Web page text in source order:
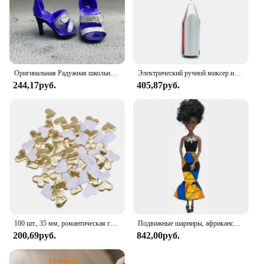
244,17руб.
Электрический ручной миксер из нержавеющей стали, Легкий Блендер для выпечки и приготовления пищи
405,87руб.
200,69руб.
Подвижные шарниры, африканская черная кукла для американских кукол, аксессуары, тело Nudy с одеждой для Барби, игрушка для девочки, ролевая детская игрушка, подарок
842,00руб.